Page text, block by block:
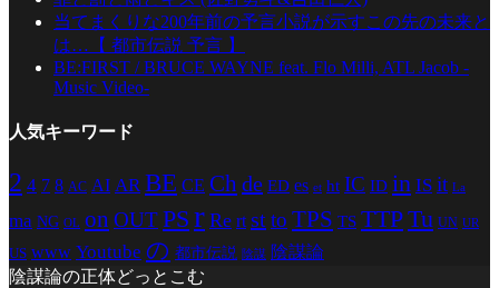
当てまくりな200年前の予言小説が示すこの先の未来と
は…【 都市伝説 予言 】
BE:FIRST / BRUCE WAYNE feat. Flo Milli, ATL Jacob -
Music Video-
人気キーワード
2 4 7 8 AC AI AR BE CE Ch de ED es et ht IC ID in IS it La
ma NG OL on OUTPS r Re rt st to TPS TS TTPTu UN UR
US www Youtube の 都市伝説 陰謀 陰謀論
陰謀論の正体どっとこむ